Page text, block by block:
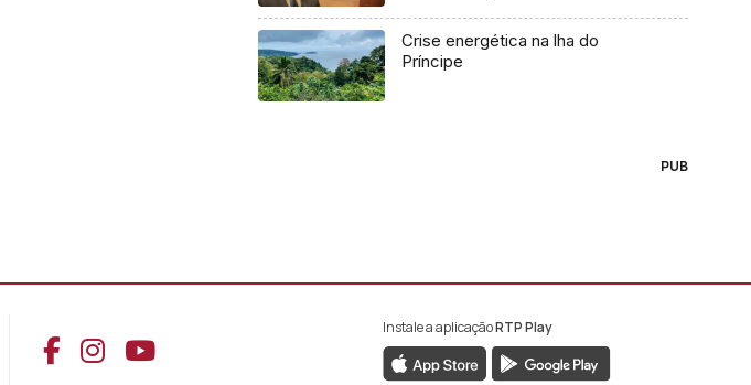
Crise energética na lha do
Príncipe
PUB
Aceder ao Facebook da RTP África
Aceder ao Instagram da RTP África
Aceder ao YouTube da RTP África
Instale a aplicaçãoRTP Play